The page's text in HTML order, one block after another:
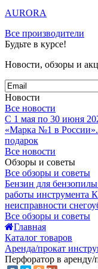
AURORA
Все производители
Будьте в курсе!
Новости, обзоры и
Новости
Все новости
С 1 мая по 30 июня
«Марка №1 в России».
подарок
Все новости
Обзоры и советы
Все обзоры и советы
Бензин для
работы инструмента
неисправности
Все обзоры и советы
Главная
Каталог товаров
Аренда/прокат
Перфоратор в аренду/